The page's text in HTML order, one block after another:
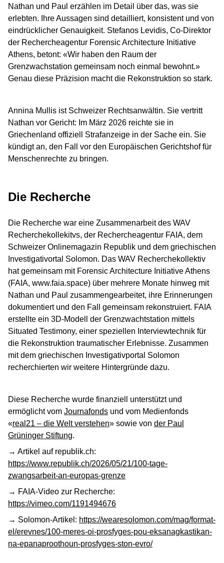
Nathan und Paul erzählen im Detail über das, was sie
erlebten. Ihre Aussagen sind detailliert, konsistent und von
eindrücklicher Genauigkeit. Stefanos Levidis, Co-Direktor
der Rechercheagentur Forensic Architecture Initiative
Athens, betont: «Wir haben den Raum der
Grenzwachstation gemeinsam noch einmal bewohnt.»
Genau diese Präzision macht die Rekonstruktion so stark.
Annina Mullis ist Schweizer Rechtsanwältin. Sie vertritt
Nathan vor Gericht: Im März 2026 reichte sie in
Griechenland offiziell Strafanzeige in der Sache ein. Sie
kündigt an, den Fall vor den Europäischen Gerichtshof für
Menschenrechte zu bringen.
Die Recherche
Die Recherche war eine Zusammenarbeit des WAV
Recherchekollekitvs, der Rechercheagentur FAIA, dem
Schweizer Onlinemagazin Republik und dem griechischen
Investigativortal Solomon. Das WAV Recherchekollektiv
hat gemeinsam mit Forensic Architecture Initiative Athens
(FAIA, www.faia.space) über mehrere Monate hinweg mit
Nathan und Paul zusammengearbeitet, ihre Erinnerungen
dokumentiert und den Fall gemeinsam rekonstruiert. FAIA
erstellte ein 3D-Modell der Grenzwachtstation mittels
Situated Testimony, einer speziellen Interviewtechnik für
die Rekonstruktion traumatischer Erlebnisse. Zusammen
mit dem griechischen Investigativportal Solomon
recherchierten wir weitere Hintergründe dazu.
Diese Recherche wurde finanziell unterstützt und
ermöglicht vom Journafonds und vom Medienfonds
«real21 – die Welt verstehen» sowie von der Paul
Grüninger Stiftung.
→ Artikel auf republik.ch:
https://www.republik.ch/2026/05/21/100-tage-
zwangsarbeit-an-europas-grenze
→ FAIA-Video zur Recherche:
https://vimeo.com/1191494676
→ Solomon-Artikel: https://wearesolomon.com/mag/format-
el/erevnes/100-meres-oi-prosfyges-pou-eksanagkastikan-
na-epanaproothoun-prosfyges-ston-evro/